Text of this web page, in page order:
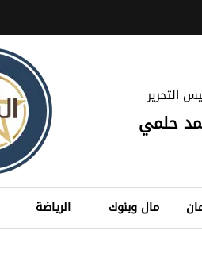
التحرير
حلمي
مال وبنوك الرياضة